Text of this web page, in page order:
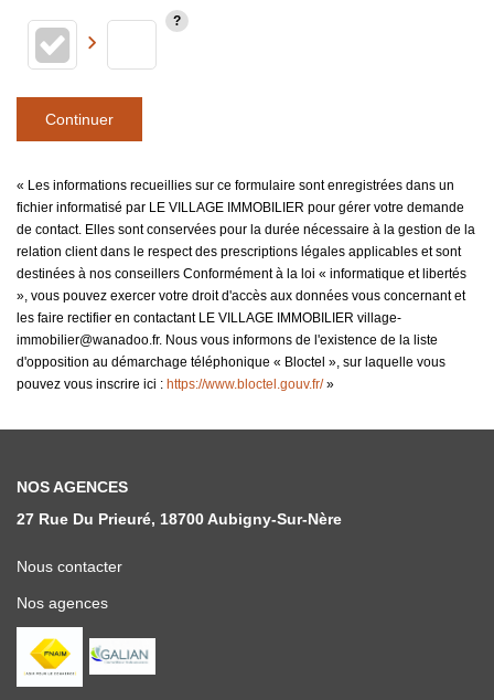
Continuer
« Les informations recueillies sur ce formulaire sont enregistrées dans un
fichier informatisé par LE VILLAGE IMMOBILIER pour gérer votre demande
de contact. Elles sont conservées pour la durée nécessaire à la gestion de la
relation client dans le respect des prescriptions légales applicables et sont
destinées à nos conseillers Conformément à la loi « informatique et libertés
», vous pouvez exercer votre droit d'accès aux données vous concernant et
les faire rectifier en contactant LE VILLAGE IMMOBILIER village-
immobilier@wanadoo.fr. Nous vous informons de l'existence de la liste
d'opposition au démarchage téléphonique « Bloctel », sur laquelle vous
pouvez vous inscrire ici : https://www.bloctel.gouv.fr/»
NOS AGENCES
27 Rue Du Prieuré, 18700 Aubigny-Sur-Nère
Nous contacter
Nos agences